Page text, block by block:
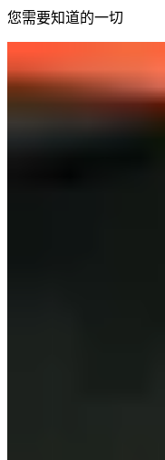
您需要知道的一切